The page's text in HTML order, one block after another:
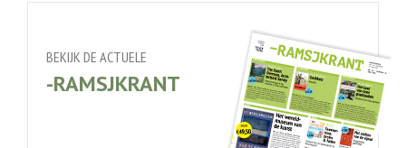
BEKIJK DE ACTUELE
-RAMSJKRANT